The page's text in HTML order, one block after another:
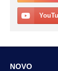
NOVO